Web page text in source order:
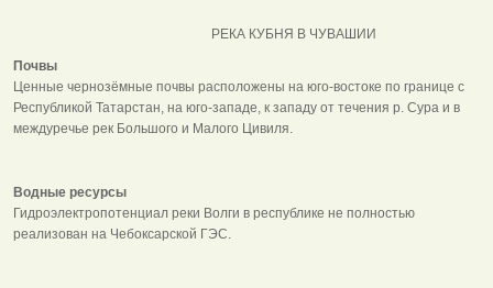
РЕКА КУБНЯ В ЧУВАШИИ
Почвы
Ценные чернозёмные почвы расположены на юго-востоке по границе с
Республикой Татарстан, на юго-западе, к западу от течения р. Сура и в
междуречье рек Большого и Малого Цивиля.
Водные ресурсы
Гидроэлектропотенциал реки Волги в республике не полностью
реализован на Чебоксарской ГЭС.